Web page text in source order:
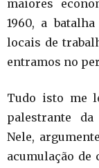
maiores
1960, a
locais de
entramos no
Tudo isto me
palestrante
Nele,
acumulação